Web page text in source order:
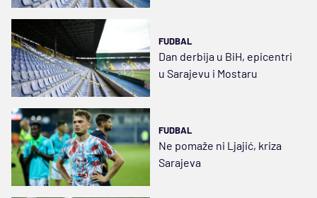
FUDBAL
Dan derbija u BiH, epicentri
u Sarajevu i Mostaru
FUDBAL
Ne pomaže ni Ljajić, kriza
Sarajeva